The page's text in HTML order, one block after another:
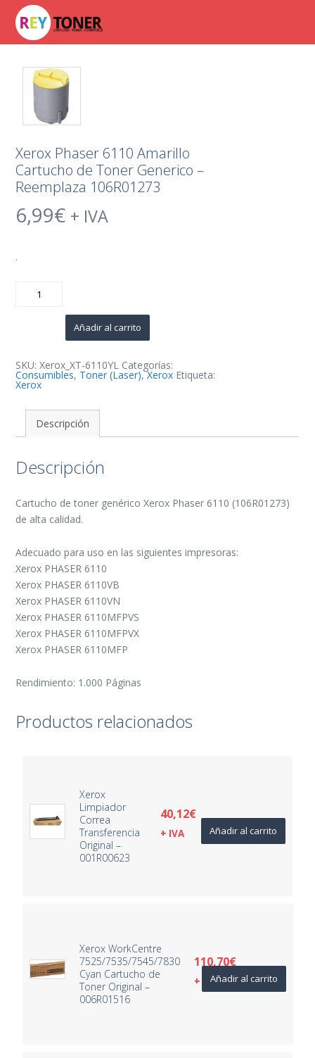
Xerox Phaser 6110 Amarillo
Cartucho de Toner Generico –
Reemplaza 106R01273
6,99€ + IVA
.
Phaser
-
Reemplaza
106R01273
Añadir al carrito
SKU:Xerox_XT-6110YL Categorías:
Consumibles, Toner (Laser),Xerox Etiqueta:
Xerox
Descripción
Descripción
Cartucho de toner genérico Xerox Phaser 6110 (106R01273)
de alta calidad.
Adecuado para uso en las siguientes impresoras:
Xerox PHASER 6110
Xerox PHASER 6110VB
Xerox PHASER 6110VN
Xerox PHASER 6110MFPVS
Xerox PHASER 6110MFPVX
Xerox PHASER 6110MFP
Rendimiento: 1.000 Páginas
Productos relacionados
Xerox
Limpiador
Correa
Transferencia
Original –
001R00623
40,12€
+ IVA Añadir al carrito
Xerox WorkCentre
7525/7535/7545/7830
Cyan Cartucho de
Toner Original –
006R01516
110,70€
+ IVAAñadir al carrito